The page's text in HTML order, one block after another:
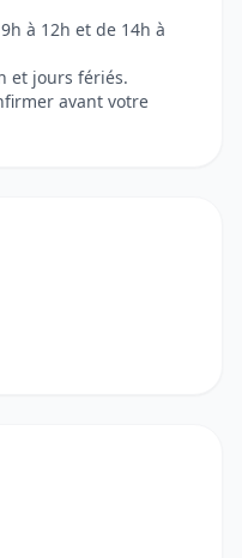
à 12h et de 14h à
et jours fériés.
avant votre